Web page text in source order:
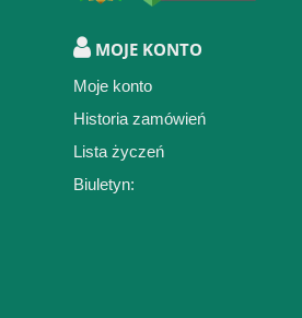
MOJE KONTO
Moje konto
Historia zamówień
Lista życzeń
Biuletyn: